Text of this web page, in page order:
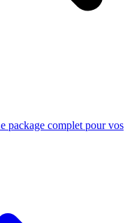
package complet pour vos